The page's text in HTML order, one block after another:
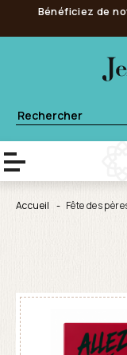
Bénéficiez de
Accueil Fête des